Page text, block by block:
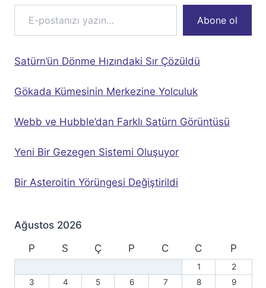
E-postanızı yazın…
Abone ol
Satürn’ün Dönme Hızındaki Sır Çözüldü
Gökada Kümesinin Merkezine Yolculuk
Webb ve Hubble’dan Farklı Satürn Görüntüsü
Yeni Bir Gezegen Sistemi Oluşuyor
Bir Asteroitin Yörüngesi Değiştirildi
Ağustos 2026
P
S Ç P C C P
1
2
3
4 5 6 7 8
9